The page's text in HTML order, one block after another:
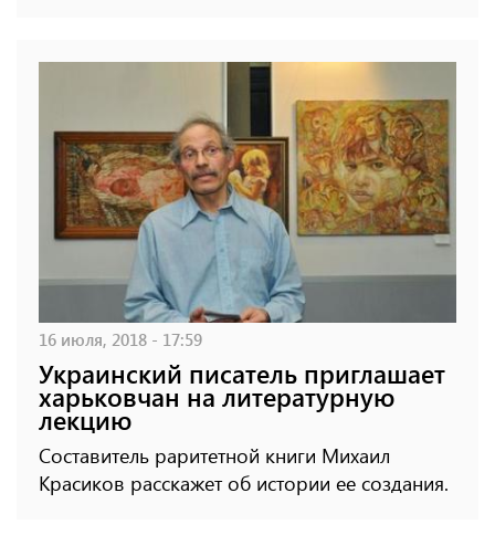
16 июля, 2018 - 17:59
Украинский писатель приглашает
харьковчан на литературную
лекцию
Составитель раритетной книги Михаил
Красиков расскажет об истории ее создания.